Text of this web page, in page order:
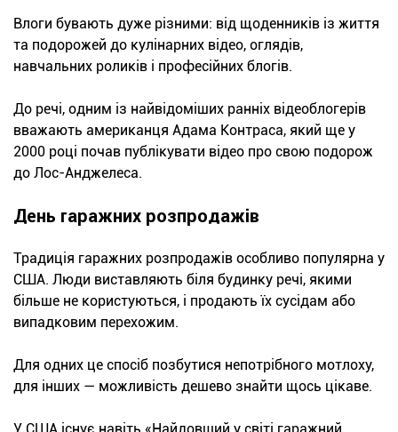
Влоги бувають дуже різними: від щоденників із життя
та подорожей до кулінарних відео, оглядів,
навчальних роликів і професійних блогів.
До речі, одним із найвідоміших ранніх відеоблогерів
вважають американця Адама Контраса, який ще у
2000 році почав публікувати відео про свою подорож
до Лос-Анджелеса.
День гаражних розпродажів
Традиція гаражних розпродажів особливо популярна у
США. Люди виставляють біля будинку речі, якими
більше не користуються, і продають їх сусідам або
випадковим перехожим.
Для одних це спосіб позбутися непотрібного мотлоху,
для інших — можливість дешево знайти щось цікаве.